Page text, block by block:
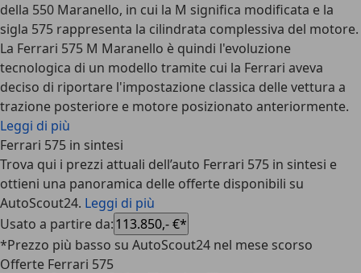
della 550 Maranello, in cui la M significa modificata e la
sigla 575 rappresenta la cilindrata complessiva del motore.
La Ferrari 575 M Maranello è quindi l'evoluzione
tecnologica di un modello tramite cui la Ferrari aveva
deciso di riportare l'impostazione classica delle vettura a
trazione posteriore e motore posizionato anteriormente.
Leggi di più
Ferrari 575 in sintesi
Trova qui i prezzi attuali dell’auto Ferrari 575 in sintesi e
ottieni una panoramica delle offerte disponibili su
AutoScout24. Leggi di più
Usato a partire da:113.850,- €*
*Prezzo più basso su AutoScout24 nel mese scorso
Offerte Ferrari 575